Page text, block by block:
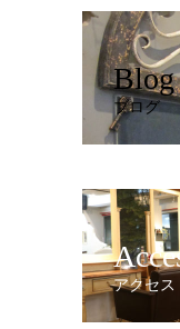
Blog
ブログ
アクセス